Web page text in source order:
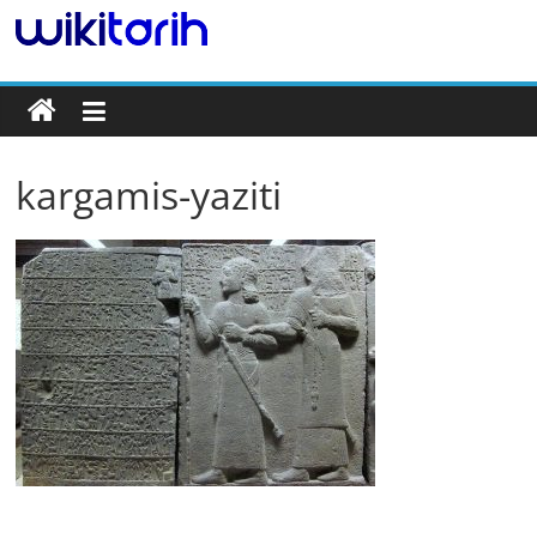
Tarih
Ansiklopedisi
kargamis-yaziti